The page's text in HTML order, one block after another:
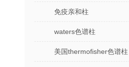
免疫亲和柱
waters色谱柱
美国thermofisher色谱柱